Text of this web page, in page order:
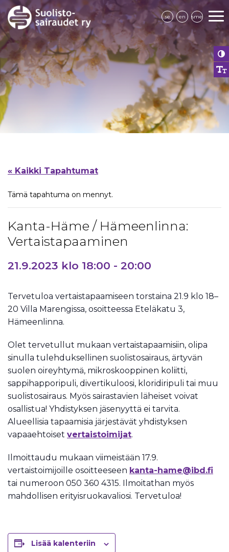
se en sme
« Kaikki Tapahtumat
Tämä tapahtuma on mennyt.
Kanta-Häme / Hämeenlinna:
Vertaistapaaminen
21.9.2023 klo 18:00 - 20:00
Tervetuloa vertaistapaamiseen torstaina 21.9 klo 18–
20 Villa Marengissa, osoitteessa Eteläkatu 3,
Hämeenlinna.
Olet tervetullut mukaan vertaistapaamisiin, olipa
sinulla tulehduksellinen suolistosairaus, ärtyvän
suolen oireyhtymä, mikroskooppinen koliitti,
sappihapporipuli, divertikuloosi, kloridiripuli tai muu
suolistosairaus. Myös sairastavien läheiset voivat
osallistua! Yhdistyksen jäsenyyttä ei tarvita.
Alueellisia tapaamisia järjestävät yhdistyksen
vapaaehtoiset vertaistoimijat.
Ilmoittaudu mukaan viimeistään 17.9.
vertaistoimijoille osoitteeseen kanta-hame@ibd.fi
tai numeroon 050 360 4315. Ilmoitathan myös
mahdollisen erityisruokavaliosi. Tervetuloa!
Lisää kalenteriin